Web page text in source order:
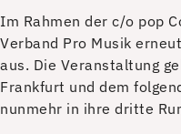
Im Rahmen der c/o pop
Verband Pro Musik
aus. Die Veranstaltung
Frankfurt und dem
nunmehr in ihre dritte